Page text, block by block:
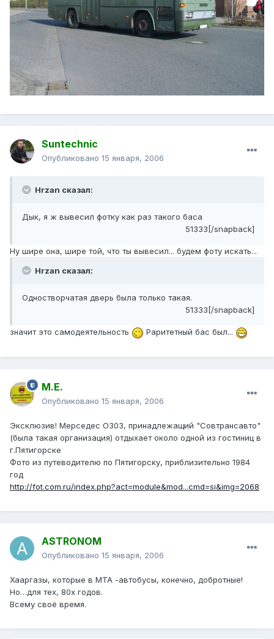
Suntechnic
Опубликовано 15 января, 2006
Hrzan сказал:
Дык, я ж вывесил фотку как раз такого баса
51333[/snapback]
Ну шире она, шире той, что ты вывесил... будем фоту искать...
Hrzan сказал:
Одностворчатая дверь была только такая.
51333[/snapback]
значит это самодеятельность Раритетный бас был...
М.Е.
Опубликовано 15 января, 2006
Эксклюзив! Мерседес О303, принадлежащий "Совтрансавто"
(была такая организация) отдыхает около одной из гостиниц в
г.Пятигорске
Фото из путеводителю по Пятигорску, приблизительно 1984
год
http://fot.com.ru/index.php?act=module&mod...cmd=si&img=2068
ASTRONOM
Опубликовано 15 января, 2006
Хааргазы, которые в МТА -автобусы, конечно, добротные!
Но…для тех, 80х годов.
Всему своё время.